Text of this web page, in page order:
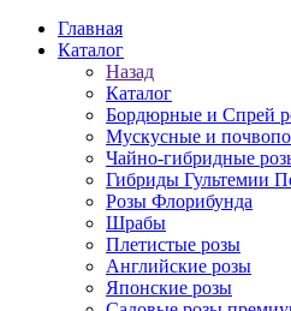
Главная
Каталог
Назад
Каталог
Бордюрные и Спрей
Мускусные и
Чайно-гибридные
Гибриды Гультемии
Розы Флорибунда
Шрабы
Плетистые розы
Английские розы
Японские розы